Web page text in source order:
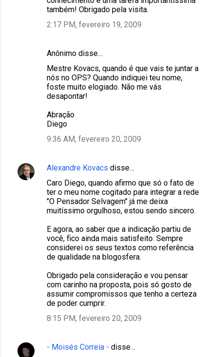
também! Obrigado pela visita.
2:17 PM, fevereiro 19, 2009
Anônimo disse…
Mestre Kovacs, quando é que vais te juntar a
nós no OPS? Quando indiquei teu nome,
foste muito elogiado. Não me vás
desapontar!
Abração
Diego
9:36 AM, fevereiro 20, 2009
Alexandre Kovacs disse…
Caro Diego, quando afirmo que só o fato de
ter o meu nome cogitado para integrar a rede
"O Pensador Selvagem" já me deixa
muitíssimo orgulhoso, estou sendo sincero.
E agora, ao saber que a indicação partiu de
você, fico ainda mais satisfeito. Sempre
considerei os seus textos como referência
de qualidade na blogosfera.
Obrigado pela consideração e vou pensar
com carinho na proposta, pois só gosto de
assumir compromissos que tenho a certeza
de poder cumprir.
8:15 PM, fevereiro 20, 2009
- Moisés Correia - disse…